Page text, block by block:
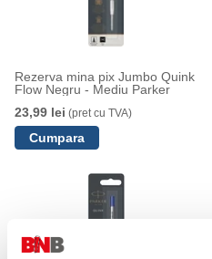
Rezerva mina pix Jumbo Quink
Flow Negru - Mediu Parker
23,99 lei (pret cu TVA)